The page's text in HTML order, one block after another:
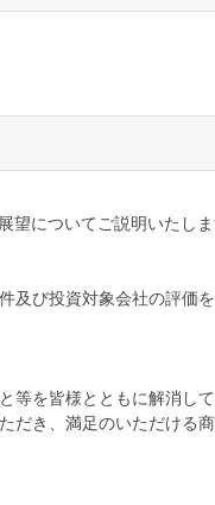
についてご説明いたしま
び投資対象会社の評価
を皆様とともに解消し
き、満足のいただける